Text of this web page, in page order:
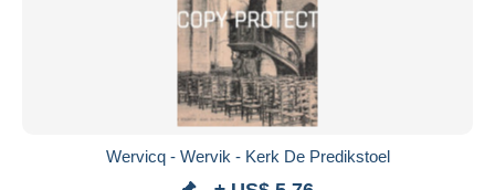
Toepassen
Wervicq - Wervik - Kerk De Predikstoel